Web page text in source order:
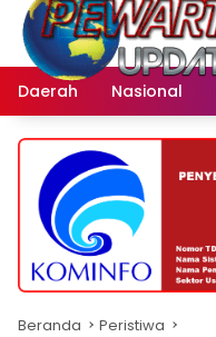
Langsung
konten
Daerah
Nasional
Beranda Peristiwa